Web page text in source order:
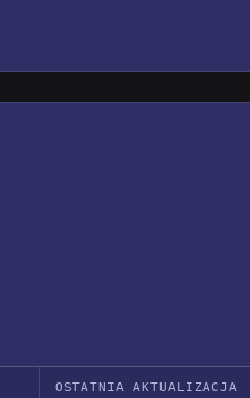
OSTATNIA AKTUALIZACJA